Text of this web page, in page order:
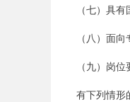
（七）具有
（八）面向
（九）岗位
有下列情形